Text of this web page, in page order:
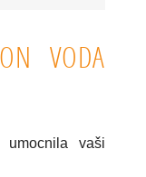
VODA
vaši